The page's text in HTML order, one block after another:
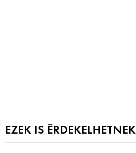
EZEK IS ÉRDEKELHETNEK